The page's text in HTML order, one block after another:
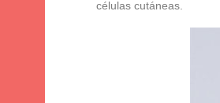
células cutáneas.